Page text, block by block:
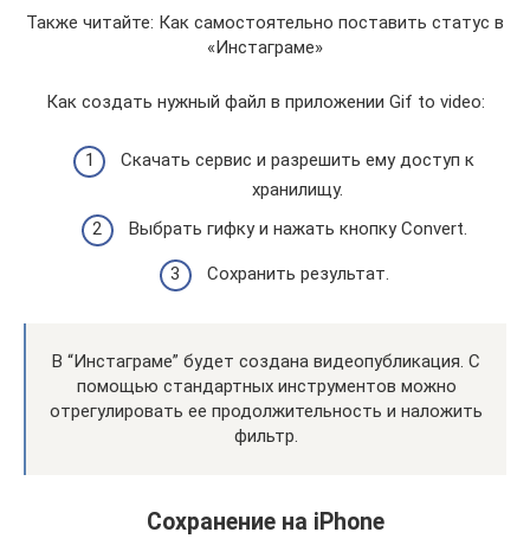
Также читайте: Как самостоятельно поставить статус в
«Инстаграме»
Как создать нужный файл в приложении Gif to video:
Скачать сервис и разрешить ему доступ к
хранилищу.
Выбрать гифку и нажать кнопку Convert.
Сохранить результат.
В “Инстаграме” будет создана видеопубликация. С
помощью стандартных инструментов можно
отрегулировать ее продолжительность и наложить
фильтр.
Сохранение на iPhone